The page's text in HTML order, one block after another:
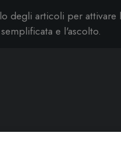
degli articoli per attivare
e l'ascolto.